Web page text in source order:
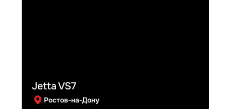
Jetta VS7
Ростов-на-Дону